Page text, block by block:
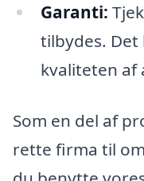
Garanti:
tilbydes.
kvaliteten af
Som en del af
rette firma til